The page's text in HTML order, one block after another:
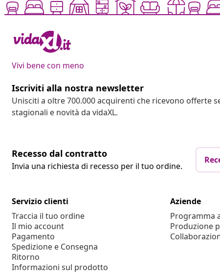
Vivi bene con meno
Iscriviti alla nostra newsletter
Unisciti a oltre 700.000 acquirenti che ricevono offerte
stagionali e novità da vidaXL.
Recesso dal contratto
Invia una richiesta di recesso per il tuo ordine.
Servizio clienti
Traccia il tuo ordine
Il mio account
Pagamento
Spedizione e Consegna
Ritorno
Informazioni sul prodotto
Aziende
Programma
Produzione